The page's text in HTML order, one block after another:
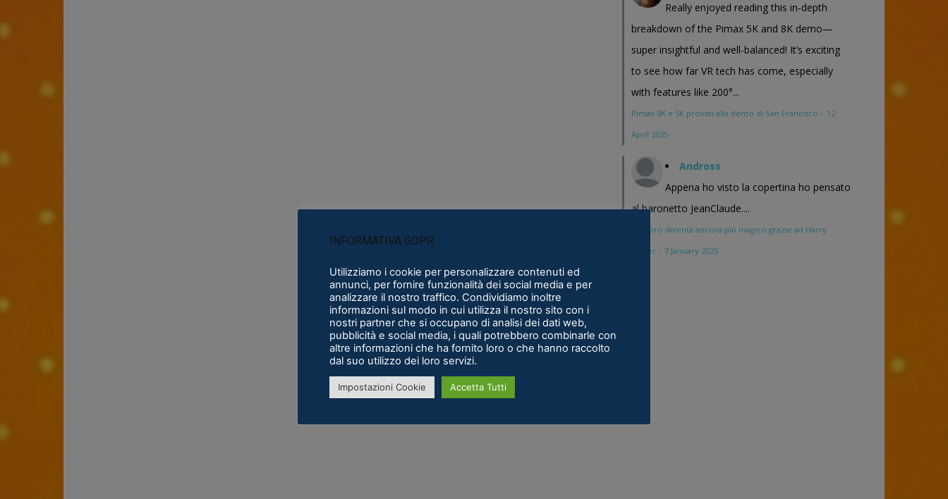
Really enjoyed reading this in-depth
breakdown of the Pimax 5K and 8K demo—
super insightful and well-balanced! It’s exciting
to see how far VR tech has come, especially
with features like 200°...
Pimax 8K e 5K provati alla demo di San Francisco · 12
April 2025
Andross
Appena ho visto la copertina ho pensato
al baronetto JeanClaude....
Maestro diventa ancora più magico grazie ad Harry
Potter · 7 January 2025
INFORMATIVA GDPR
Utilizziamo i cookie per personalizzare contenuti ed
annunci, per fornire funzionalità dei social media e per
analizzare il nostro traffico. Condividiamo inoltre
informazioni sul modo in cui utilizza il nostro sito con i
nostri partner che si occupano di analisi dei dati web,
pubblicità e social media, i quali potrebbero combinarle con
altre informazioni che ha fornito loro o che hanno raccolto
dal suo utilizzo dei loro servizi.
Impostazioni Cookie Accetta Tutti